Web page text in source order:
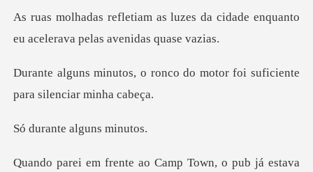
zes da cidade enquanto
eu aceler
nco do motor foi suficiente
te algun
te ao Camp Town, o p